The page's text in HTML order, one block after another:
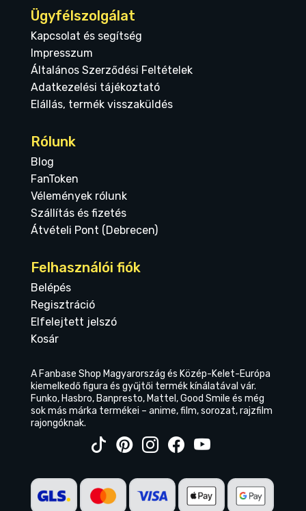
Ügyfélszolgálat
Kapcsolat és segítség
Impresszum
Általános Szerződési Feltételek
Adatkezelési tájékoztató
Elállás, termék visszaküldés
Rólunk
Blog
FanToken
Vélemények rólunk
Szállítás és fizetés
Átvételi Pont (Debrecen)
Felhasználói fiók
Belépés
Regisztráció
Elfelejtett jelszó
Kosár
A Fanbase Shop Magyarország és Közép-Kelet-Európa
kiemelkedő figura és gyűjtői termék kínálatával vár.
Funko, Hasbro, Banpresto, Mattel, Good Smile és még
sok más márka termékei – anime, film, sorozat, rajzfilm
rajongóknak.